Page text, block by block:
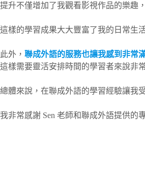
提升不僅增加了我觀看影視作品的樂趣
這樣的學習成果大大豐富了我的日常生
此外， 聯成外語的服務也讓我感到非常
這樣需要靈活安排時間的學習者來說非
總體來說，在聯成外語的學習經驗讓我
我非常感謝 Sen 老師和聯成外語提供的